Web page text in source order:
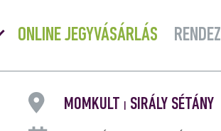
Menü
lenyitása
ONLINE JEGYVÁSÁRLÁS
MOMKULT SIRÁLY SÉTÁNY